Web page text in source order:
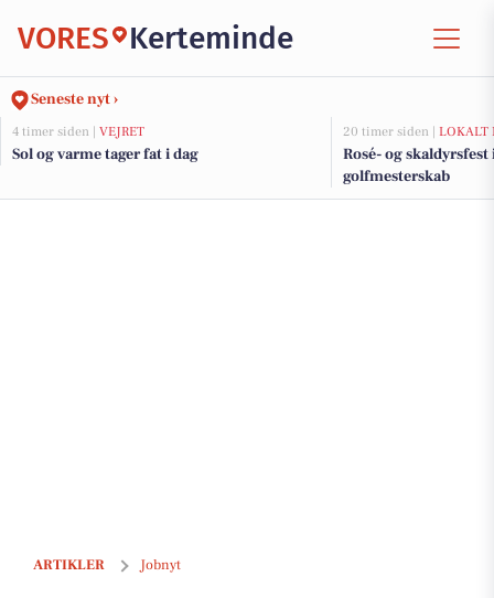
VORES Kerteminde
Seneste nyt ›
4 timer siden | VEJRET
Sol og varme tager fat i dag
20 timer siden | LOKALT
Rosé- og
golfmesterskab
ARTIKLER Jobnyt
Pædagog til støtte for sårbare unge på ungdomsuddannelse i